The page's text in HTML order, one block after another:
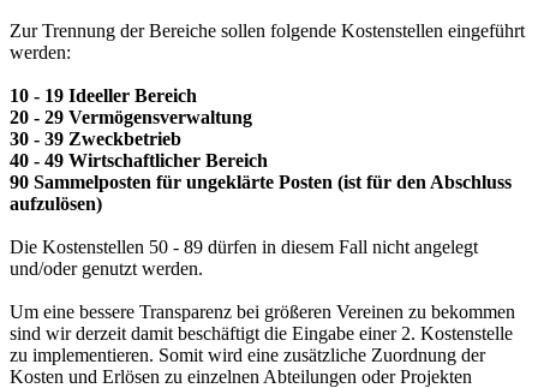
Zur Trennung der Bereiche sollen folgende Kostenstellen eingeführt
werden:
10 - 19 Ideeller Bereich
20 - 29 Vermögensverwaltung
30 - 39 Zweckbetrieb
40 - 49 Wirtschaftlicher Bereich
90 Sammelposten für ungeklärte Posten (ist für den Abschluss
aufzulösen)
Die Kostenstellen 50 - 89 dürfen in diesem Fall nicht angelegt
und/oder genutzt werden.
Um eine bessere Transparenz bei größeren Vereinen zu bekommen
sind wir derzeit damit beschäftigt die Eingabe einer 2. Kostenstelle
zu implementieren. Somit wird eine zusätzliche Zuordnung der
Kosten und Erlösen zu einzelnen Abteilungen oder Projekten